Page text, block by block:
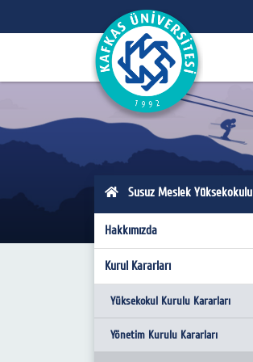
Susuz Meslek Yüksekokulu
Hakkımızda
Genel Bilgiler
Yönetim
Yüksekokul Kurulu
Kurul Kararları
Yüksekokul Kurulu Kararları
2019
Yönetim Kurulu Kararları